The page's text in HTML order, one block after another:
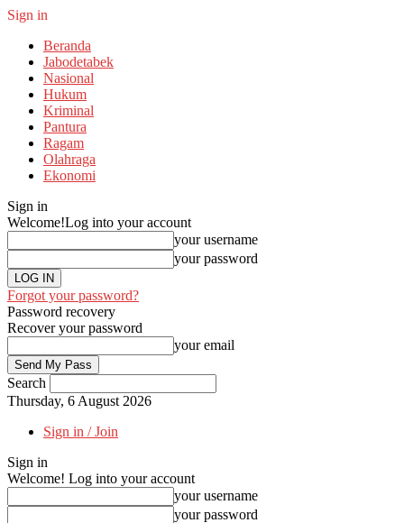
Sign in
Beranda
Jabodetabek
Nasional
Hukum
Kriminal
Pantura
Ragam
Olahraga
Ekonomi
Sign in
Welcome!Log into your account
your username
your password
Forgot your password?
Password recovery
Recover your password
your email
Search
Thursday, 6 August 2026
Sign in / Join
Sign in
Welcome! Log into your account
your username
your password